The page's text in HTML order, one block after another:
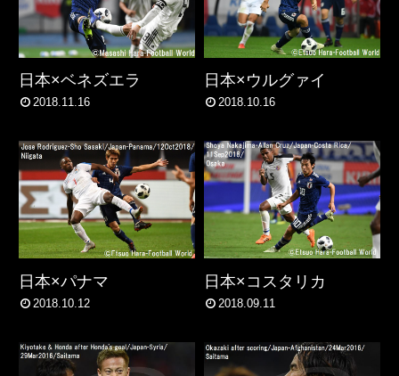
日本×ベネズエラ
2018.11.16
日本×ウルグァイ
2018.10.16
日本×パナマ
2018.10.12
日本×コスタリカ
2018.09.11